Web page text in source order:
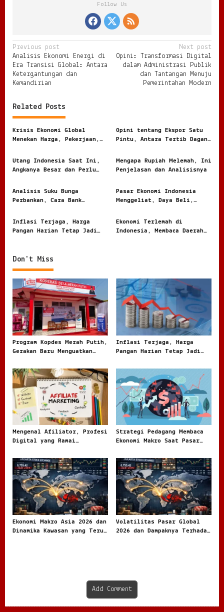
Follow Us
P
o
s
n
a
v
g
a
t
i
o
n
Previous post
Analisis Ekonomi Energi di
Era Transisi Global: Antara
Ketergantungan dan
Kemandirian
Next post
Opini: Transformasi Digital
dalam Administrasi Publik
dan Tantangan Menuju
Pemerintahan Modern
Related Posts
Krisis Ekonomi Global
Menekan Harga, Pekerjaan,
Opini tentang Ekspor Satu
Pintu, Antara Tertib Dagang
Utang Indonesia Saat Ini,
Angkanya Besar dan Perlu
Mengapa Rupiah Melemah, Ini
Penjelasan dan Analisisnya
Analisis Suku Bunga
Perbankan, Cara Bank
Nasabah
Pasar Ekonomi Indonesia
Menggeliat, Daya Beli,
Jadi Sorotan
Inflasi Terjaga, Harga
Pangan Harian Tetap Jadi
Ekonomi Terlemah di
Indonesia, Membaca Daerah
Don't Miss
Program Kopdes Merah Putih,
Gerakan Baru Menguatkan
Rumput
Inflasi Terjaga, Harga
Pangan Harian Tetap Jadi
Mengenal Afiliator, Profesi
Digital yang Ramai
Strategi Pedagang Membaca
Ekonomi Makro Saat Pasar
Tenang
Ekonomi Makro Asia 2026 dan
Dinamika Kawasan yang Terus
Volatilitas Pasar Global
2026 dan Dampaknya Terhadap
Add Comment